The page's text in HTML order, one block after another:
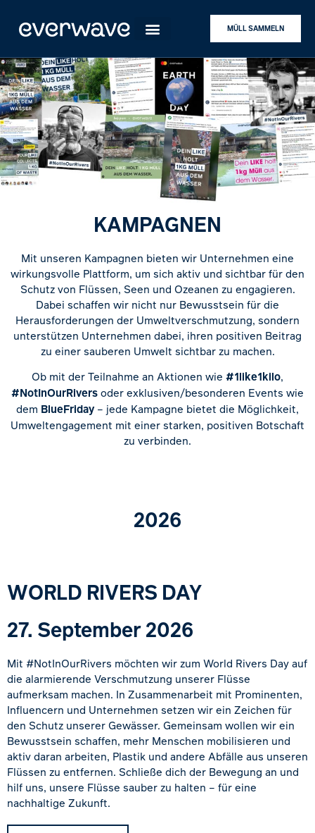
MÜLL SAMMELN
KAMPAGNEN
Mit unseren Kampagnen bieten wir Unternehmen eine
wirkungsvolle Plattform, um sich aktiv und sichtbar für den
Schutz von Flüssen, Seen und Ozeanen zu engagieren.
Dabei schaffen wir nicht nur Bewusstsein für die
Herausforderungen der Umweltverschmutzung, sondern
unterstützen Unternehmen dabei, ihren positiven Beitrag
zu einer sauberen Umwelt sichtbar zu machen.
Ob mit der Teilnahme an Aktionen wie #1like1kilo,
#NotInOurRivers oder exklusiven/besonderen Events wie
dem BlueFriday– jede Kampagne bietet die Möglichkeit,
Umweltengagement mit einer starken, positiven Botschaft
zu verbinden.
2026
WORLD RIVERS DAY
27. September 2026
Mit #NotInOurRivers möchten wir zum World Rivers Day auf
die alarmierende Verschmutzung unserer Flüsse
aufmerksam machen. In Zusammenarbeit mit Prominenten,
Influencern und Unternehmen setzen wir ein Zeichen für
den Schutz unserer Gewässer. Gemeinsam wollen wir ein
Bewusstsein schaffen, mehr Menschen mobilisieren und
aktiv daran arbeiten, Plastik und andere Abfälle aus unseren
Flüssen zu entfernen. Schließe dich der Bewegung an und
hilf uns, unsere Flüsse sauber zu halten – für eine
nachhaltige Zukunft.